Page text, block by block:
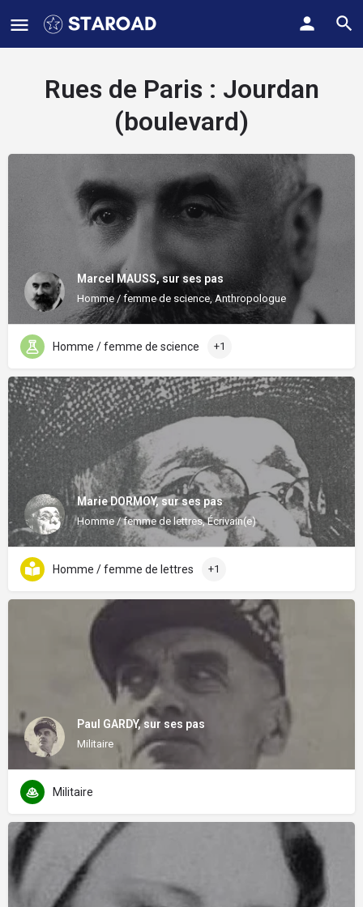
Rues de Paris : Jourdan
(boulevard)
Marcel MAUSS, sur ses pas
Homme / femme de science, Anthropologue
Homme / femme de science +1
Marie DORMOY, sur ses pas
Homme / femme de lettres, Écrivain(e)
Homme / femme de lettres +1
Paul GARDY, sur ses pas
Militaire
Militaire